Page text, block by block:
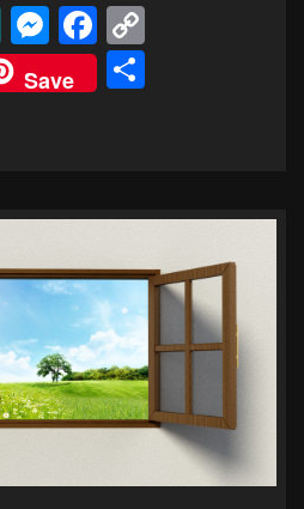
XI
N
G
M
es
se
r
Fa
ce
b
k n
k
Save